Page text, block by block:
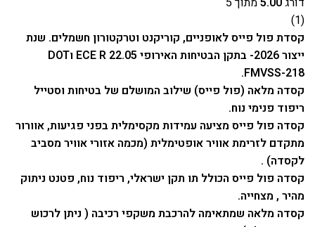
(1)
קסדת פול פייס לאופניים, קוריקנט וטרקטורון חשמלים. שנת
ייצור 2026- בתקן הבטיחות האירופי ECE R 22.05 וDOT
FMVSS-218.
קסדה מלאה (פול פייס) שילוב המושלם של בטיחות וסטייל
ריפוד פנימי נוח.
קסדה פול פייס מציעה עמידות מקסימלית בפני פגיעות, אוורור
מתקדם לזרימת אוויר אופטימלית (מכמה אזורי אוויר מסביב
לקסדה) .
קסדה פול פייס הכולל תו תקן ישראלי, ריפוד נוח, פטנט ניתוק
מהיר , מצחייה.
קסדה מלאה שמתאימה להרכבת משקפי רכיבה ( ניתן לרכוש